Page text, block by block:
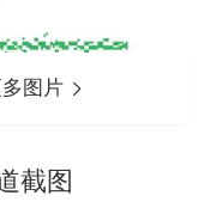
图片
截图